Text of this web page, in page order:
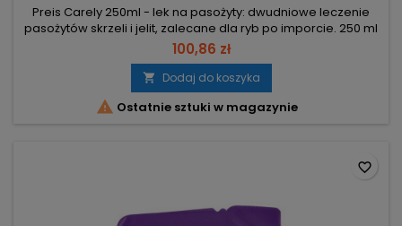
Preis Carely 250ml - lek na pasożyty: dwudniowe leczenie
pasożytów skrzeli i jelit, zalecane dla ryb po imporcie. 250 ml
– roślinny koncentrat, bezpieczny dla zwierząt niższego
rzędu i roślin wodnych. 15 ml na 100 l – dawkowanie do
akwarium; podać i powtórzyć następnego dnia. 2 dni –
standardowy cykl leczenia; powtórzyć po 8 dniach w celu
eliminacji...
100,86 zł
 Dodaj do koszyka
 Ostatnie sztuki w magazynie
favorite_border